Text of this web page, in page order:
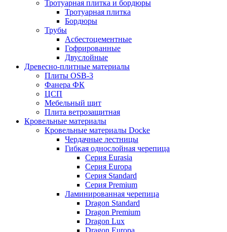
Тротуарная плитка и бордюры
Тротуарная плитка
Бордюры
Трубы
Асбестоцементные
Гофрированные
Двуслойные
Древесно-плитные материалы
Плиты OSB-3
Фанера ФК
ЦСП
Мебельный щит
Плита ветрозащитная
Кровельные материалы
Кровельные материалы Docke
Чердачные лестницы
Гибкая однослойная черепица
Серия Eurasia
Серия Europa
Серия Standard
Серия Premium
Ламинированная черепица
Dragon Standard
Dragon Premium
Dragon Lux
Dragon Europa